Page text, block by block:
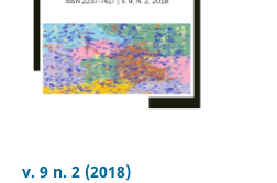
v. 9 n. 2 (2018)